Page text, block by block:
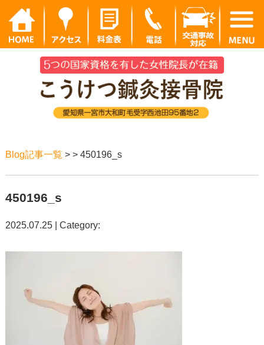
Blog記事一覧 > > 450196_s
450196_s
2025.07.25 | Category: